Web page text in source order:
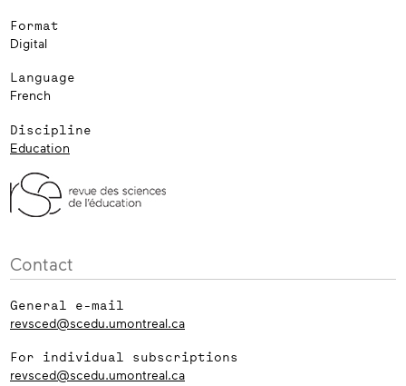
Format
Digital
Language
French
Discipline
Education
Contact
General e-mail
revsced@scedu.umontreal.ca
For individual subscriptions
revsced@scedu.umontreal.ca